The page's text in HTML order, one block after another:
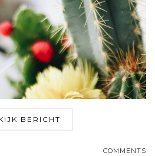
BERICHT
COMMENTS